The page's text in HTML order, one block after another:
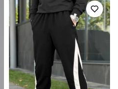
для повсякденного носіння
чоловічий
повсякденний
осінь